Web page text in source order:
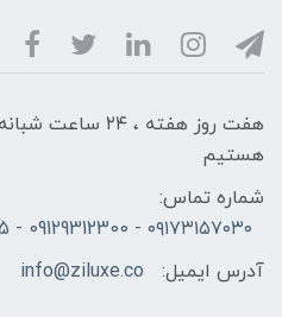
هفت روز هفته ،
هستیم
شماره تماس:
۰۹۱۷۳۱۵۷۰۳۰ - 09129312300 - 07137742255
آدرس ایمیل:
info@ziluxe.co